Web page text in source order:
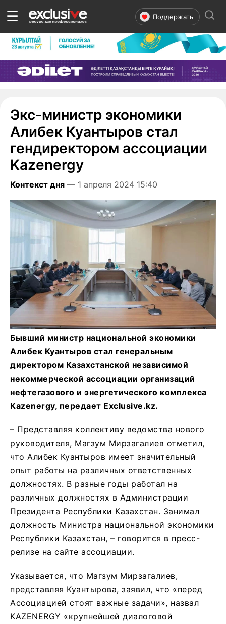
☰ Поддержать
Экс-министр экономики
Алибек Куантыров стал
гендиректором ассоциации
Kazenergy
Контекст дня — 1 апреля 2024 15:40
Бывший министр национальной экономики
Алибек Куантыров стал генеральным
директором Казахстанской независимой
некоммерческой ассоциации организаций
нефтегазового и энергетического комплекса
Kazenergy, передает Exclusive.kz.
– Представляя коллективу ведомства нового
руководителя, Магзум Мирзагалиев отметил,
что Алибек Куантыров имеет значительный
опыт работы на различных ответственных
должностях. В разные годы работал на
различных должностях в Администрации
Президента Республики Казахстан. Занимал
должность Министра национальной экономики
Республики Казахстан, – говорится в пресс-
релизе на сайте ассоциации.
Указывается, что Магзум Мирзагалиев,
представляя Куантырова, заявил, что «перед
Ассоциацией стоят важные задачи», назвал
KAZENERGY «крупнейшей диалоговой